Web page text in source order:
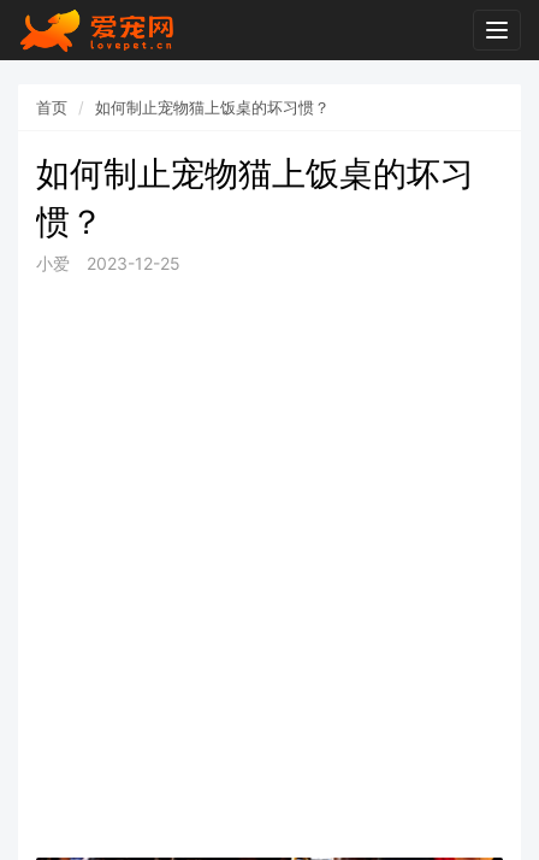
首页 如何制止宠物猫上饭桌的坏习惯？
如何制止宠物猫上饭桌的坏习
惯？
小爱 2023-12-25